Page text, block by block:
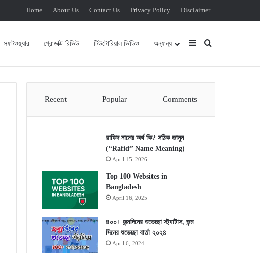
Home About Us Contact Us Privacy Policy Disclaimer
সফটওয়্যার প্রোডাক্ট রিভিউ টিউটোরিয়াল ভিডিও অন্যান্য Sidebar
Recent Popular Comments
রাফিদ নামের অর্থ কি? সঠিক জানুন
(“Rafid” Name Meaning)
April 15, 2026
Top 100 Websites in
Bangladesh
April 16, 2025
৪০০+ জন্মদিনের শুভেচ্ছা স্ট্যাটাস, জন্ম
দিনের শুভেচ্ছা বার্তা ২০২৪
April 6, 2024